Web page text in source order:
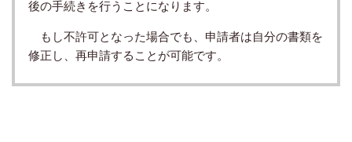
後の手続きを行うことになります。
もし不許可となった場合でも、申請者は自分の書類を
修正し、再申請することが可能です。